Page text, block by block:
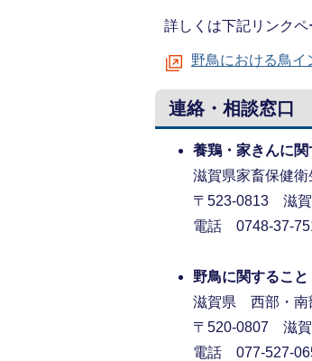
詳しくは下記リンクペ
野鳥における鳥イ
連絡・相談窓口
養鶏・家きんに関
滋賀県家畜保健衛
〒523-0813 滋賀
電話 0748-37-
野鳥に関すること
滋賀県 西部・南
〒520-0807 滋賀
電話 077-527-